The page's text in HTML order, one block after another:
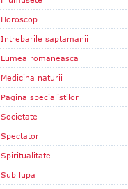
Horoscop
Intrebarile saptamanii
Lumea romaneasca
Medicina naturii
Pagina specialistilor
Societate
Spectator
Spiritualitate
Sub lupa